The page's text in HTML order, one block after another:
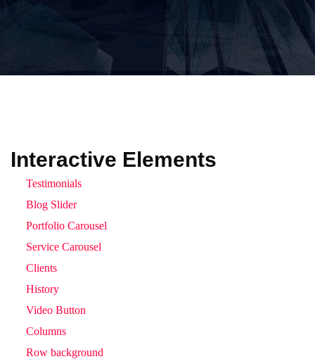
Interactive Elements
Testimonials
Blog Slider
Portfolio Carousel
Service Carousel
Clients
History
Video Button
Columns
Row background